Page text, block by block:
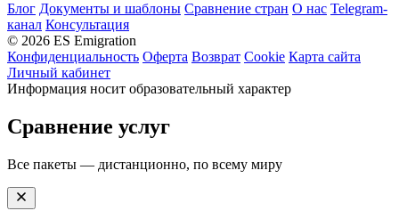
Блог Документы и шаблоны Сравнение стран О нас Telegram-
канал Консультация
© 2026 ES Emigration
Конфиденциальность Оферта Возврат Cookie Карта сайта
Личный кабинет
Информация носит образовательный характер
Сравнение услуг
Все пакеты — дистанционно, по всему миру